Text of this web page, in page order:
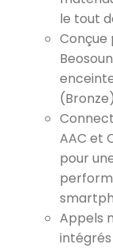
le tout
Conçue
AAC et
pour
Appels